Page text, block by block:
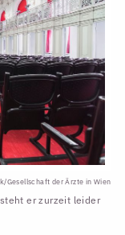
Gesellschaft der Ärzte in Wien
er zurzeit leider